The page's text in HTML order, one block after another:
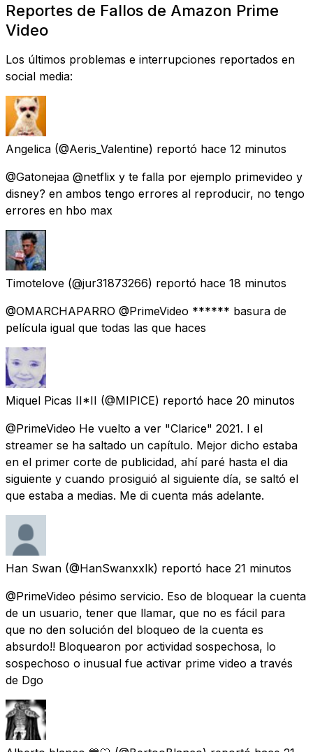
Reportes de Fallos de Amazon Prime
Video
Los últimos problemas e interrupciones reportados en
social media:
Angelica (@Aeris_Valentine) reportó hace 12 minutos
@Gatonejaa @netflix y te falla por ejemplo primevideo y
disney? en ambos tengo errores al reproducir, no tengo
errores en hbo max
Timotelove (@jur31873266) reportó hace 18 minutos
@OMARCHAPARRO @PrimeVideo ****** basura de
película igual que todas las que haces
Miquel Picas II*II (@MIPICE) reportó hace 20 minutos
@PrimeVideo He vuelto a ver "Clarice" 2021. I el
streamer se ha saltado un capítulo. Mejor dicho estaba
en el primer corte de publicidad, ahí paré hasta el dia
siguiente y cuando prosiguió al siguiente día, se saltó el
que estaba a medias. Me di cuenta más adelante.
Han Swan (@HanSwanxxlk) reportó hace 21 minutos
@PrimeVideo pésimo servicio. Eso de bloquear la cuenta
de un usuario, tener que llamar, que no es fácil para
que no den solución del bloqueo de la cuenta es
absurdo!! Bloquearon por actividad sospechosa, lo
sospechoso o inusual fue activar prime video a través
de Dgo